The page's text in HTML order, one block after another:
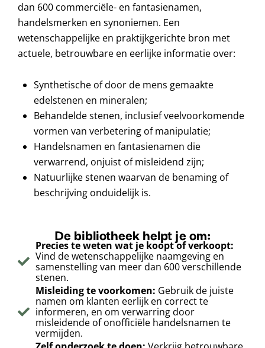
dan 600 commerciële- en fantasienamen,
handelsmerken en synoniemen. Een
wetenschappelijke en praktijkgerichte bron met
actuele, betrouwbare en eerlijke informatie over:
Synthetische of door de mens gemaakte
edelstenen en mineralen;
Behandelde stenen, inclusief veelvoorkomende
vormen van verbetering of manipulatie;
Handelsnamen en fantasienamen die
verwarrend, onjuist of misleidend zijn;
Natuurlijke stenen waarvan de benaming of
beschrijving onduidelijk is.
De bibliotheek helpt je om:
Precies te weten wat je koopt of verkoopt:
Vind de wetenschappelijke naamgeving en
samenstelling van meer dan 600 verschillende
stenen.
Misleiding te voorkomen: Gebruik de juiste
namen om klanten eerlijk en correct te
informeren, en om verwarring door
misleidende of onofficiële handelsnamen te
vermijden.